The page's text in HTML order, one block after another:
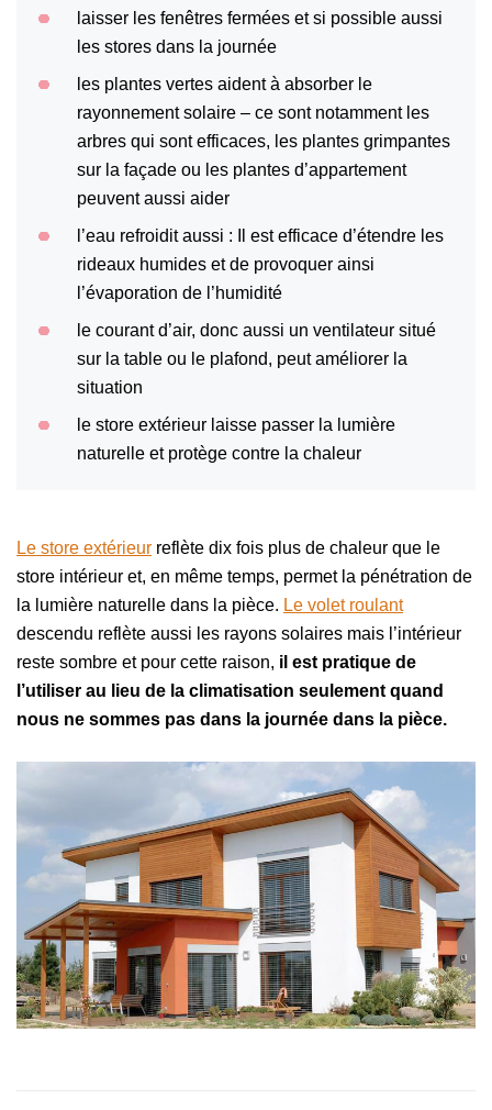
laisser les fenêtres fermées et si possible aussi
les stores dans la journée
les plantes vertes aident à absorber le
rayonnement solaire – ce sont notamment les
arbres qui sont efficaces, les plantes grimpantes
sur la façade ou les plantes d’appartement
peuvent aussi aider
l’eau refroidit aussi : Il est efficace d’étendre les
rideaux humides et de provoquer ainsi
l’évaporation de l’humidité
le courant d’air, donc aussi un ventilateur situé
sur la table ou le plafond, peut améliorer la
situation
le store extérieur laisse passer la lumière
naturelle et protège contre la chaleur
Le store extérieur reflète dix fois plus de chaleur que le
store intérieur et, en même temps, permet la pénétration de
la lumière naturelle dans la pièce. Le volet roulant
descendu reflète aussi les rayons solaires mais l’intérieur
reste sombre et pour cette raison, il est pratique de
l’utiliser au lieu de la climatisation seulement quand
nous ne sommes pas dans la journée dans la pièce.